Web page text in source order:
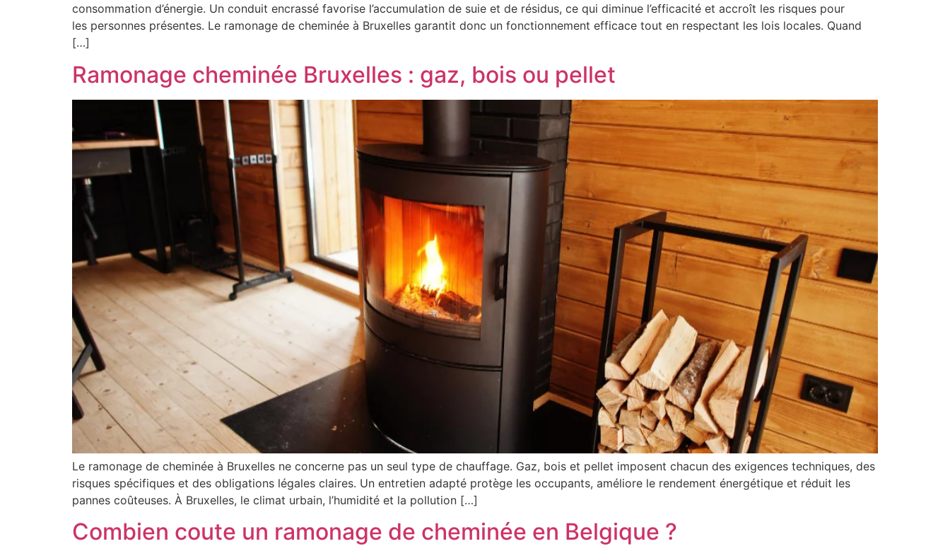
consommation d’énergie. Un conduit encrassé favorise l’accumulation de suie et de résidus, ce qui diminue l’efficacité et accroît les risques pour
les personnes présentes. Le ramonage de cheminée à Bruxelles garantit donc un fonctionnement efficace tout en respectant les lois locales. Quand
[…]
Ramonage cheminée Bruxelles : gaz, bois ou pellet
Le ramonage de cheminée à Bruxelles ne concerne pas un seul type de chauffage. Gaz, bois et pellet imposent chacun des exigences techniques, des
risques spécifiques et des obligations légales claires. Un entretien adapté protège les occupants, améliore le rendement énergétique et réduit les
pannes coûteuses. À Bruxelles, le climat urbain, l’humidité et la pollution […]
Combien coute un ramonage de cheminée en Belgique ?